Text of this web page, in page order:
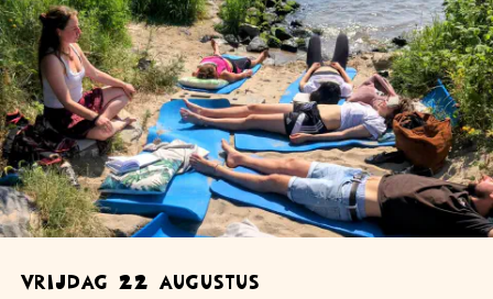
vrijdag 22 augustus